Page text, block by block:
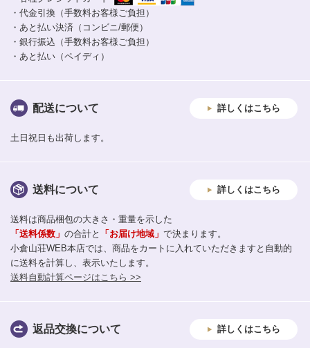
・代金引換（手数料お客様ご負担）
・あと払い決済（コンビニ/郵便）
・銀行振込（手数料お客様ご負担）
・あと払い（ペイディ）
配送について 詳しくはこちら
土日祝日も出荷します。
送料について 詳しくはこちら
送料は商品梱包の大きさ・重量を示した
「送料係数」 の合計と 「お届け地域」 で決まります。
小倉山荘WEB本店では、商品をカートに入れていただきますと自動的
に送料を計算し、表示いたします。
送料自動計算ページはこちら >>
返品交換について 詳しくはこちら